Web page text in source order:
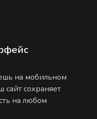
на мобильном
сохраняет
на любом